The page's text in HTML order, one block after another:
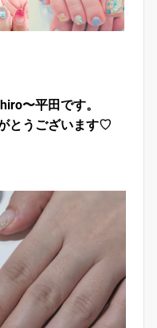
〜平田です。
とうございます♡